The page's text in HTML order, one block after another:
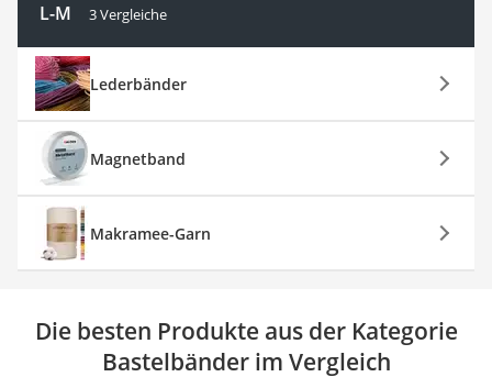
L-M 3 Vergleiche
Lederbänder
Magnetband
Makramee-Garn
Die besten Produkte aus der Kategorie
Bastelbänder im Vergleich